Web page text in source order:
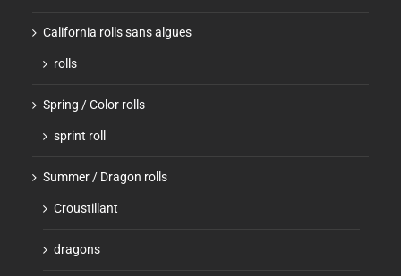
California rolls sans algues
rolls
Spring / Color rolls
sprint roll
Summer / Dragon rolls
Croustillant
dragons